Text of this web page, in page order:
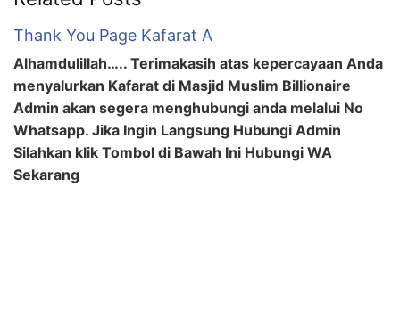
Thank You Page Kafarat A
Alhamdulillah….. Terimakasih atas kepercayaan Anda
menyalurkan Kafarat di Masjid Muslim Billionaire
Admin akan segera menghubungi anda melalui No
Whatsapp. Jika Ingin Langsung Hubungi Admin
Silahkan klik Tombol di Bawah Ini Hubungi WA
Sekarang